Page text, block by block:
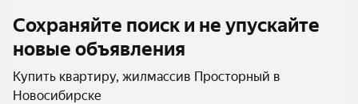
Сохраняйте поиск и не упускайте
новые объявления
Купить квартиру, жилмассив Просторный в
Новосибирске